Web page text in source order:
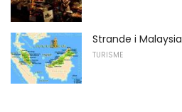
Strande i Malaysia
TURISME